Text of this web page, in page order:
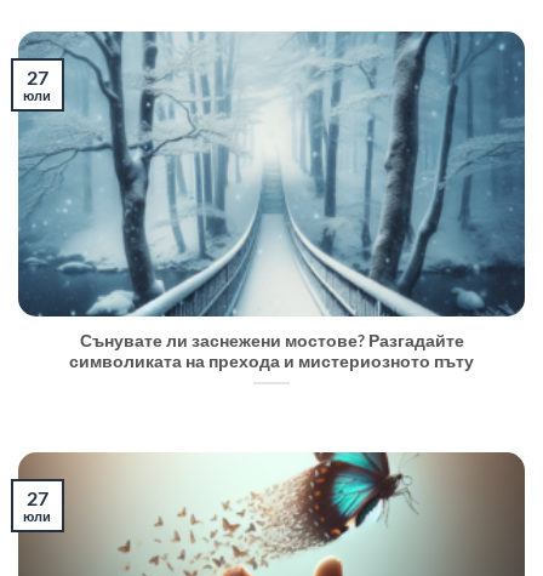
Сънувате ли заснежени мостове? Разгадайте
символиката на прехода и мистериозното пъту
27
юли
27
юли